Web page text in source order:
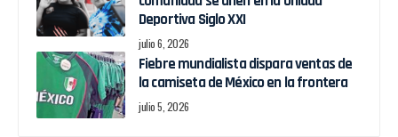
Deportiva Siglo XXI
julio 6, 2026
Fiebre mundialista dispara ventas de
la camiseta de México en la frontera
julio 5, 2026